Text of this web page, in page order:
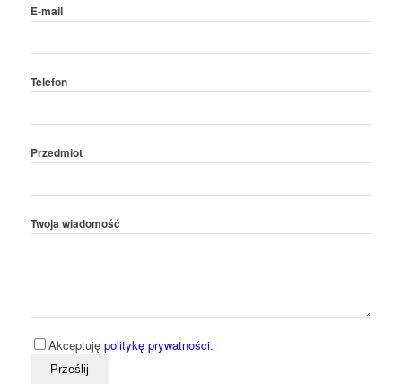
E-mail
Telefon
Przedmiot
Twoja wiadomość
Akceptuję politykę prywatności.
Bitte lassen Sie dieses Feld leer